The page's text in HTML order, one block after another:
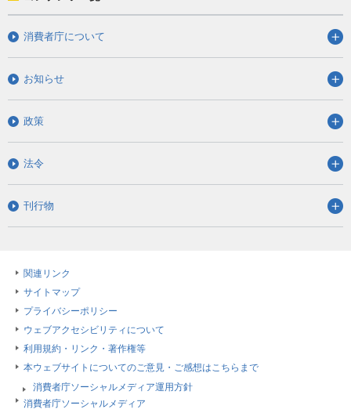
消費者庁について
お知らせ
政策
法令
刊行物
関連リンク
サイトマップ
プライバシーポリシー
ウェブアクセシビリティについて
利用規約・リンク・著作権等
本ウェブサイトについてのご意見・ご感想はこちらまで
消費者庁ソーシャルメディア運用方針
消費者庁ソーシャルメディア